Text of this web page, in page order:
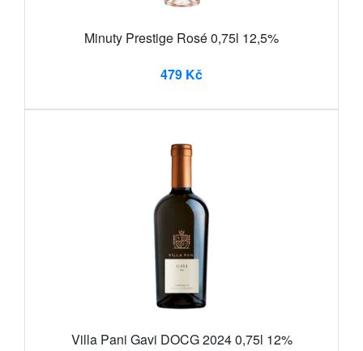
Minuty Prestige Rosé 0,75l 12,5%
479 Kč
Villa Pani Gavi DOCG 2024 0,75l 12%